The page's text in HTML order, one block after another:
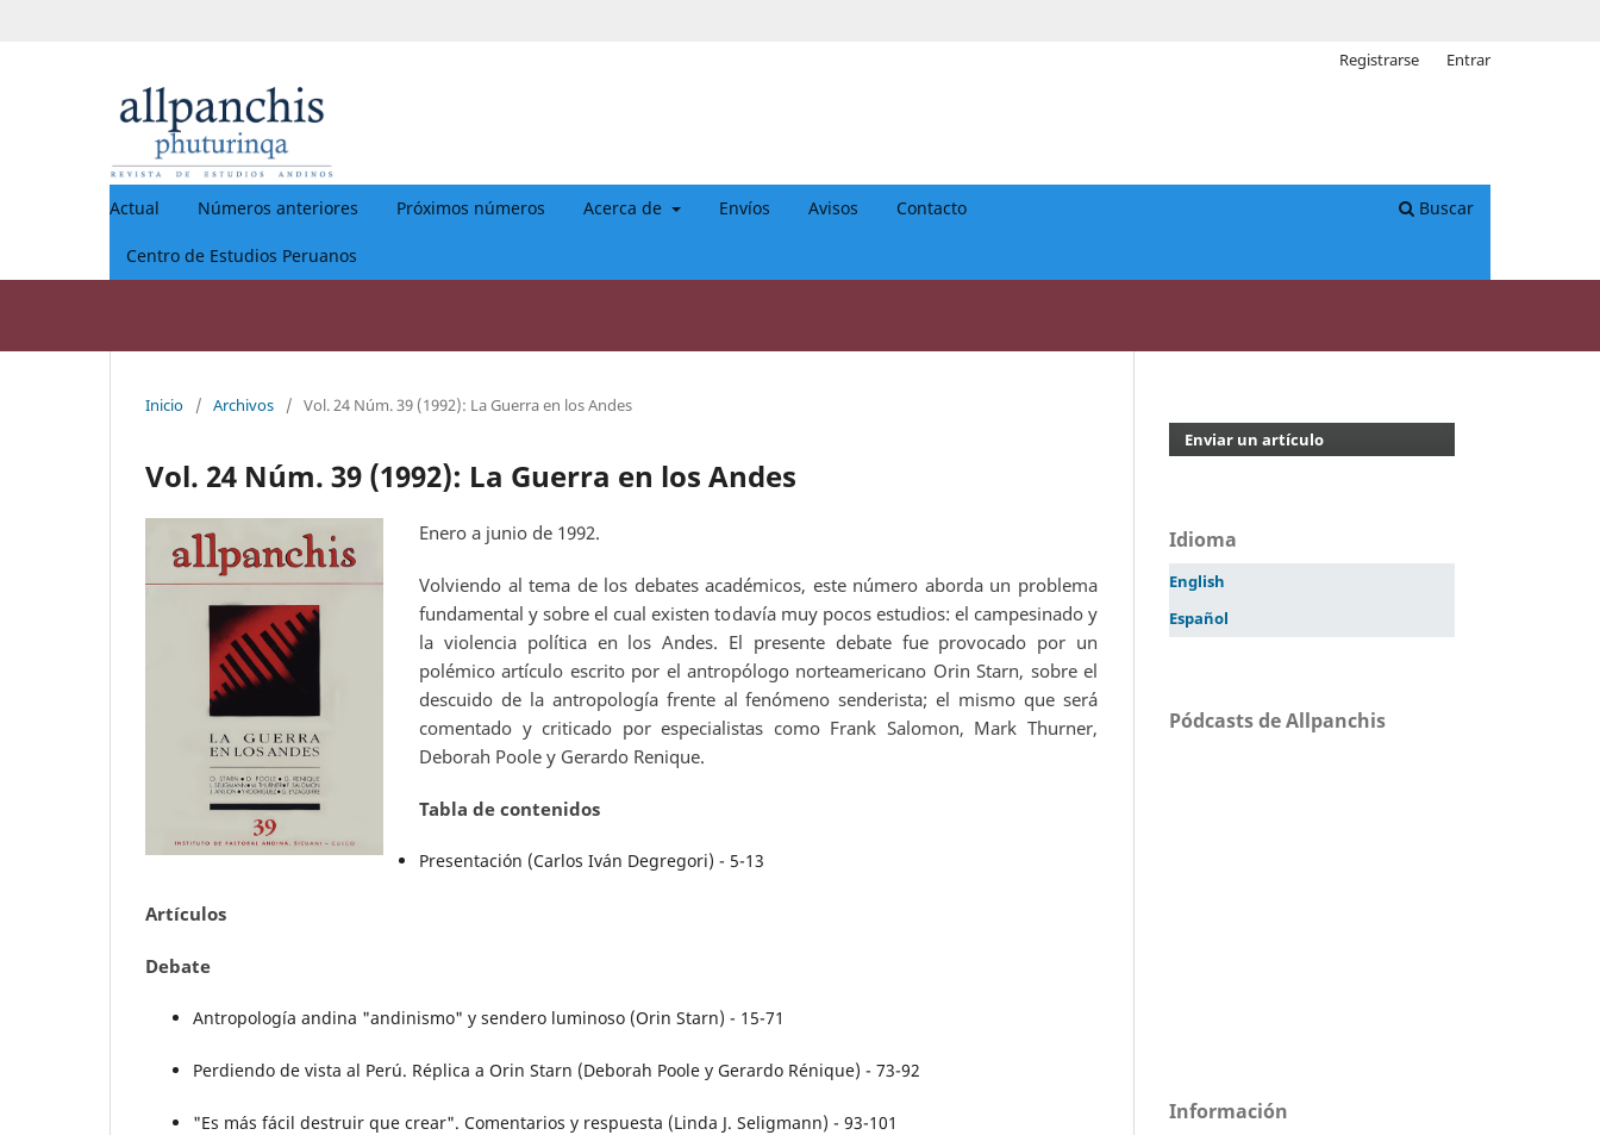
Actual Números anteriores Próximos números Acerca de Envíos Avisos Contacto
Centro de Estudios Peruanos
Buscar
Registrarse Entrar
Inicio / Archivos / Vol. 24 Núm. 39 (1992): La Guerra en los Andes
Vol. 24 Núm. 39 (1992): La Guerra en los Andes
Enero a junio de 1992.
Volviendo al tema de los debates académicos, este número aborda un problema
fundamental y sobre el cual existen todavía muy pocos estudios: el campesinado y
la violencia política en los Andes. El presente debate fue provocado por un
polémico artículo escrito por el antropólogo norteamericano Orin Starn, sobre el
descuido de la antropología frente al fenómeno senderista; el mismo que será
comentado y criticado por especialistas como Frank Salomon, Mark Thurner,
Deborah Poole y Gerardo Renique.
Tabla de contenidos
Presentación (Carlos Iván Degregori) - 5-13
Artículos
Debate
Antropología andina "andinismo" y sendero luminoso (Orin Starn) - 15-71
Perdiendo de vista al Perú. Réplica a Orin Starn (Deborah Poole y Gerardo Rénique) - 73-92
"Es más fácil destruir que crear". Comentarios y respuesta (Linda J. Seligmann) - 93-101
Enviar un artículo
Idioma
English
Español
Pódcasts de Allpanchis
Información